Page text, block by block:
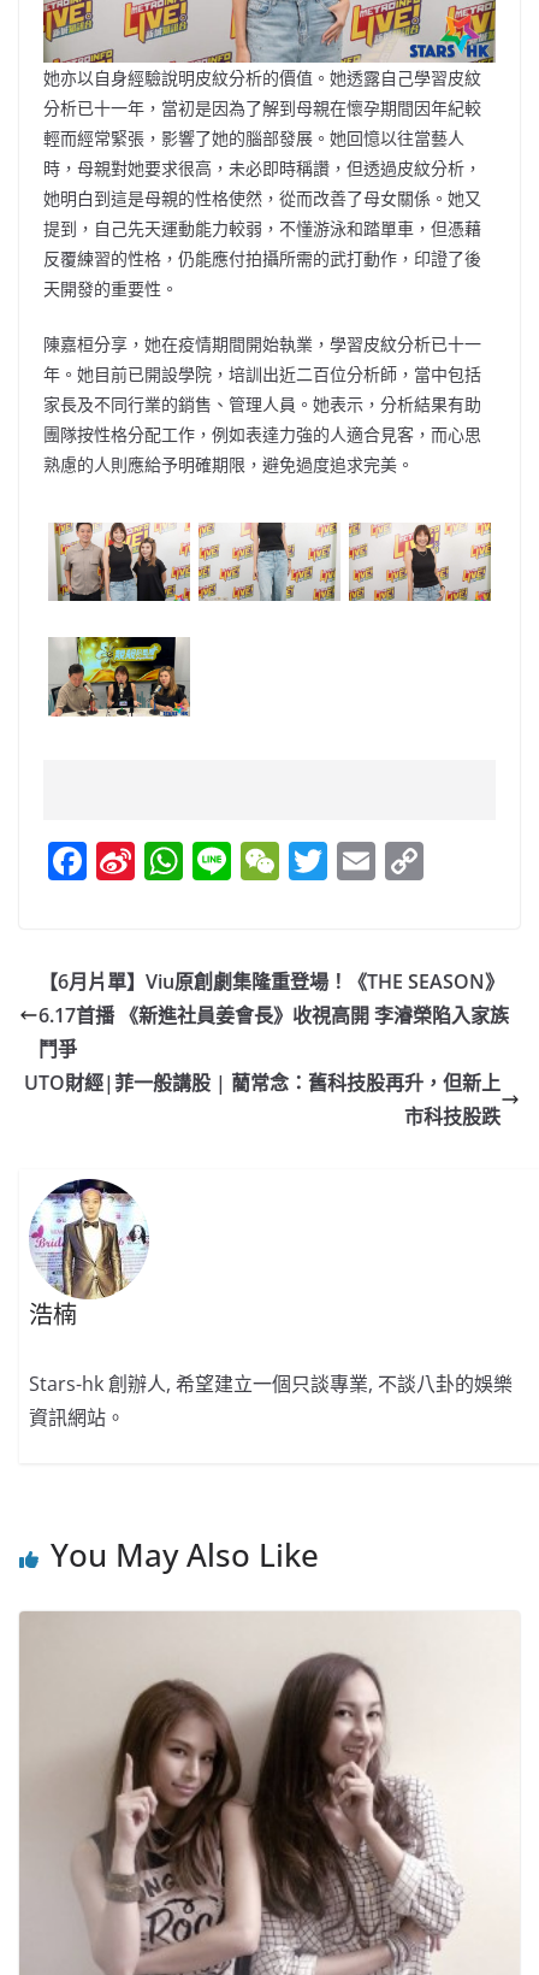
她亦以自身經驗說明皮紋分析的價值。她透露自己學習皮紋
分析已十一年，當初是因為了解到母親在懷孕期間因年紀較
輕而經常緊張，影響了她的腦部發展。她回憶以往當藝人
時，母親對她要求很高，未必即時稱讚，但透過皮紋分析，
她明白到這是母親的性格使然，從而改善了母女關係。她又
提到，自己先天運動能力較弱，不懂游泳和踏單車，但憑藉
反覆練習的性格，仍能應付拍攝所需的武打動作，印證了後
天開發的重要性。
陳嘉桓分享，她在疫情期間開始執業，學習皮紋分析已十一
年。她目前已開設學院，培訓出近二百位分析師，當中包括
家長及不同行業的銷售、管理人員。她表示，分析結果有助
團隊按性格分配工作，例如表達力強的人適合見客，而心思
熟慮的人則應給予明確期限，避免過度追求完美。
F
e
b
o
Si
W
ei
o
W
s
A
p
Li W
h
at
T
er
E
l y
Li
k
【6月片單】Viu原創劇集隆重登場！《THE SEASON》
6.17首播 《新進社員姜會長》收視高開 李濬榮陷入家族
鬥爭
UTO財經|菲一般講股 | 藺常念：舊科技股再升，但新上
市科技股跌
浩楠
Stars-hk 創辦人, 希望建立一個只談專業, 不談八卦的娛樂
資訊網站。
You May Also Like